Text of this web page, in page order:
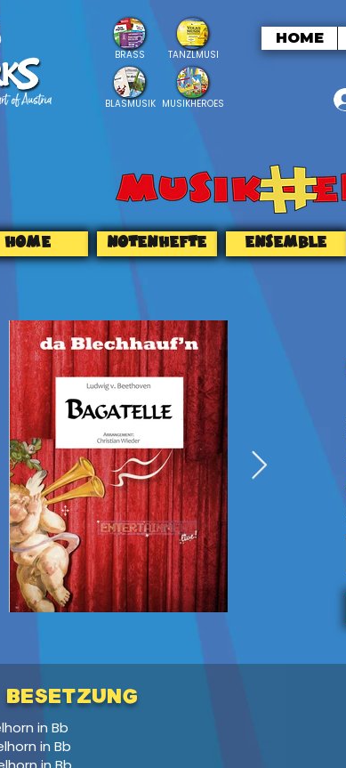
BRASS
BLASMUSIK
TANZLMUSI
MUSIKHEROES
HOME
HOME NOTENHEFTE ENSEMBLE
Besetzung
in Bb
in Bb